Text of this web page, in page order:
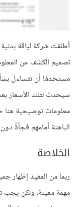
أطلقت شركة لياقة
تصميم الكشف عن
مستخدمًا أن تتساءل
سيحدث لتلك الأسعار
معلومات توضيحية هنا
الباهتة أمامهم فجأةً
الخلاصة
ربما من المفيد إظهار
مهمة معينة، ولكن يجب